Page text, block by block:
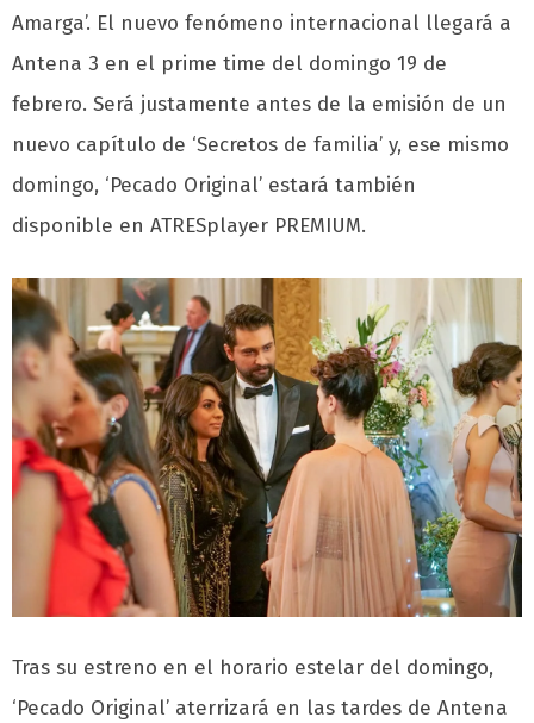
Amarga’. El nuevo fenómeno internacional llegará a
Antena 3 en el prime time del domingo 19 de
febrero. Será justamente antes de la emisión de un
nuevo capítulo de ‘Secretos de familia’ y, ese mismo
domingo, ‘Pecado Original’ estará también
disponible en ATRESplayer PREMIUM.
Tras su estreno en el horario estelar del domingo,
‘Pecado Original’ aterrizará en las tardes de Antena